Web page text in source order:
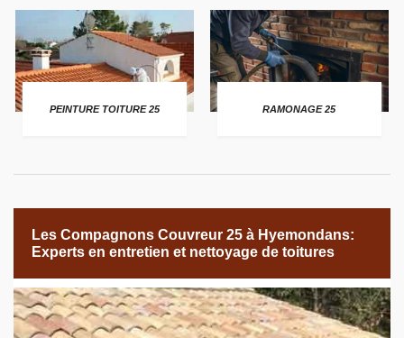
PEINTURE TOITURE 25 RAMONAGE 25
Les Compagnons Couvreur 25 à Hyemondans:
Experts en entretien et nettoyage de toitures